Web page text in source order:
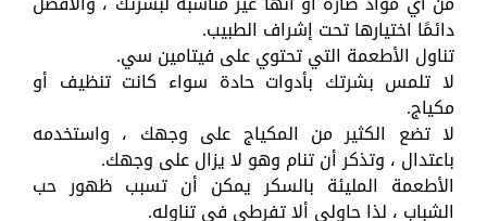
دائمًا اختيارها تحت إشراف الطبيب.
تناول الأطعمة التي تحتوي على فيتامين سي.
لا تلمس بشرتك بأدوات حادة سواء كانت تنظيف أو
مكياج.
لا تضع الكثير من المكياج على وجهك ، واستخدمه
باعتدال ، وتذكر أن تنام وهو لا يزال على وجهك.
الأطعمة المليئة بالسكر يمكن أن تسبب ظهور حب
الشباب ، لذا حاولي ألا تفرطي في تناوله.